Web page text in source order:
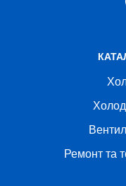
Ремонт та